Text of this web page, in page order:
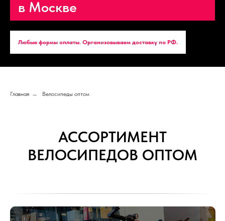
в Москве
Любые формы оплаты. Организовываем доставку по РФ.
Главная → Велосипеды оптом
АССОРТИМЕНТ
ВЕЛОСИПЕДОВ ОПТОМ